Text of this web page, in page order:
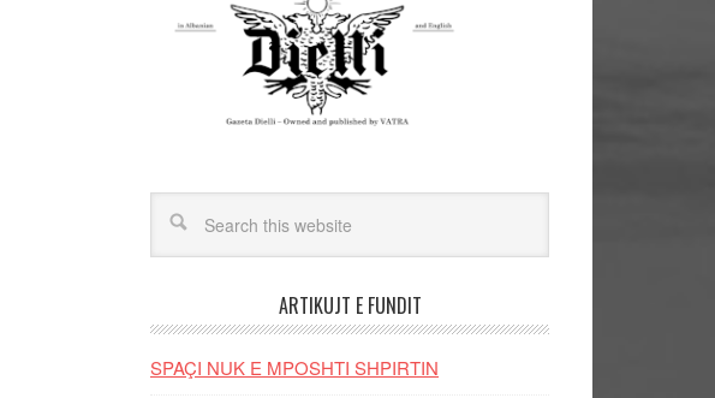
ARTIKUJT E FUNDIT
SPAÇI NUK E MPOSHTI SHPIRTIN